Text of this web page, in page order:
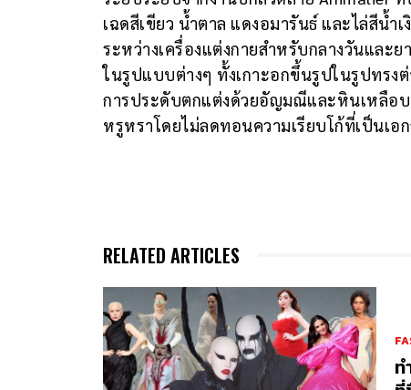
เฉดสีเขียว น้ำตาล แดงอมารันธ์ และไล่สีน้ำ
ระหว่างเครื่องแต่งกายสำหรับกลางวันแล
ในรูปแบบต่างๆ ทั้งเกาะอกขึ้นรูปในรูปทรง
การประดับตกแต่งด้วยอัญมณีและหินเหลือบ
หรูหราโดยไม่ลดทอนความเรียบโก้ที่เป็นเอ
RELATED ARTICLES
ท